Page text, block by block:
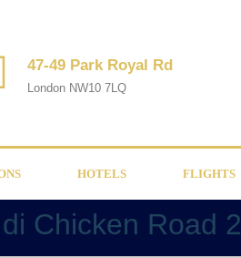
47-49 Park Royal Rd
London NW10 7LQ
HOTELS FLIGHTS
Chicken Road 2